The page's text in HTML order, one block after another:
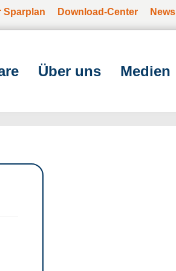
Sparplan Download-Center News
Über uns Medien